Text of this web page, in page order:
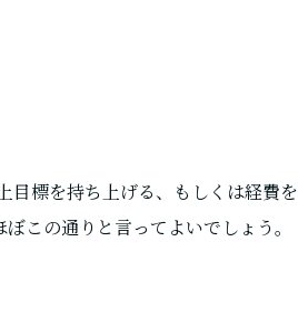
標を持ち上げる、もしくは経費
この通りと言ってよいでしょう。